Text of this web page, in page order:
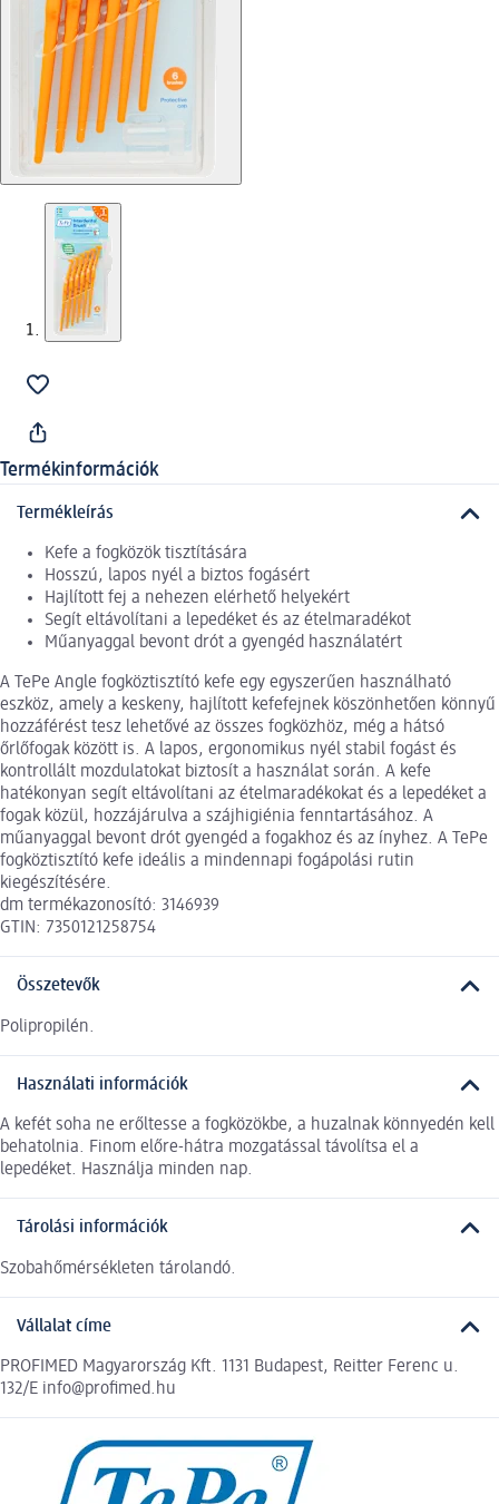
Termékinformációk
Termékleírás
Kefe a fogközök tisztítására
Hosszú, lapos nyél a biztos fogásért
Hajlított fej a nehezen elérhető helyekért
Segít eltávolítani a lepedéket és az ételmaradékot
Műanyaggal bevont drót a gyengéd használatért
A TePe Angle fogköztisztító kefe egy egyszerűen használható
eszköz, amely a keskeny, hajlított kefefejnek köszönhetően könnyű
hozzáférést tesz lehetővé az összes fogközhöz, még a hátsó
őrlőfogak között is. A lapos, ergonomikus nyél stabil fogást és
kontrollált mozdulatokat biztosít a használat során. A kefe
hatékonyan segít eltávolítani az ételmaradékokat és a lepedéket a
fogak közül, hozzájárulva a szájhigiénia fenntartásához. A
műanyaggal bevont drót gyengéd a fogakhoz és az ínyhez. A TePe
fogköztisztító kefe ideális a mindennapi fogápolási rutin
kiegészítésére.
dm termékazonosító: 3146939
GTIN: 7350121258754
Összetevők
Polipropilén.
Használati információk
A kefét soha ne erőltesse a fogközökbe, a huzalnak könnyedén kell
behatolnia. Finom előre-hátra mozgatással távolítsa el a
lepedéket. Használja minden nap.
Tárolási információk
Szobahőmérsékleten tárolandó.
Vállalat címe
PROFIMED Magyarország Kft. 1131 Budapest, Reitter Ferenc u.
132/E info@profimed.hu